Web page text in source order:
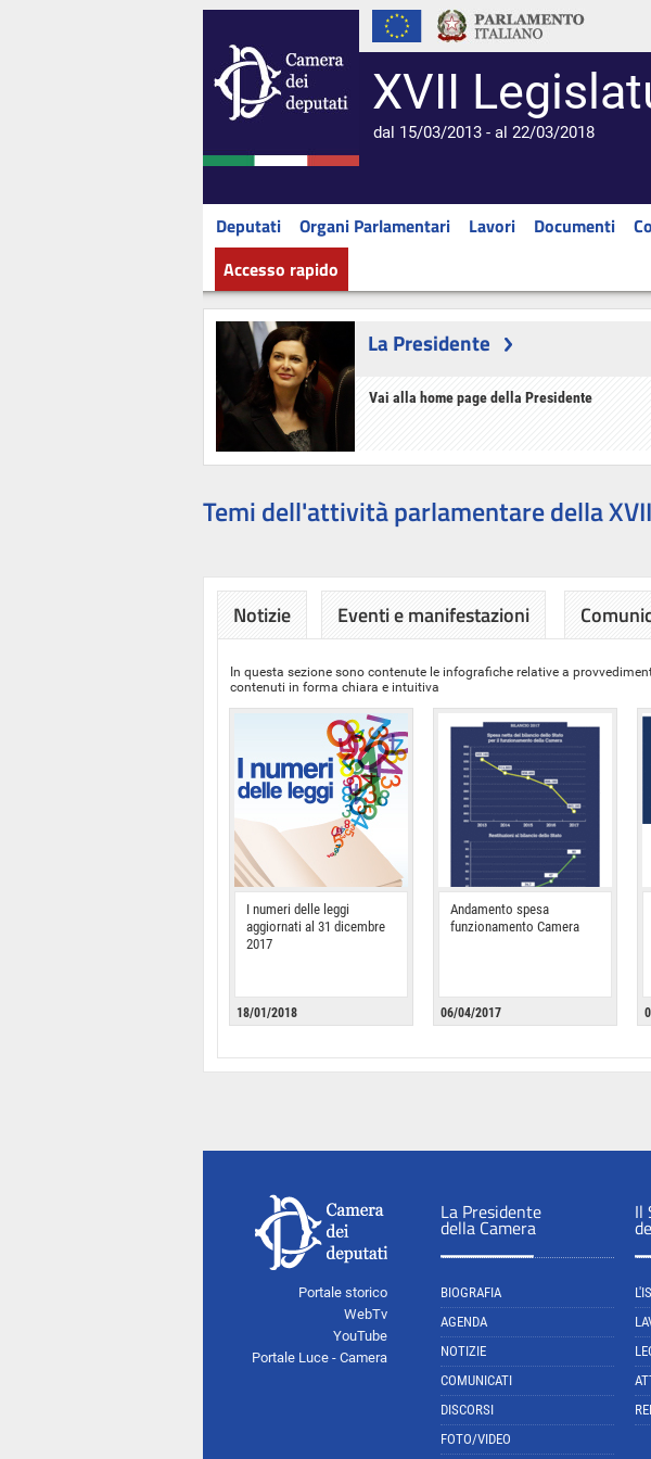
XVII
dal 15/03/2013 - al 22/03/2018
Deputati Organi Parlamentari Lavori Documenti
Accesso rapido
La Presidente
Vai alla home page della Presidente
Temi dell'attività parlamentare della
Notizie Eventi e manifestazioni
In questa sezione sono contenute le infografiche relative a
contenuti in forma chiara e intuitiva
I numeri delle leggi
aggiornati al 31 dicembre
2017
18/01/2018
Andamento spesa
funzionamento Camera
06/04/2017
Portale storico
WebTv
YouTube
Portale Luce - Camera
La Presidente
della Camera
BIOGRAFIA
AGENDA
NOTIZIE
COMUNICATI
DISCORSI
FOTO/VIDEO
Il